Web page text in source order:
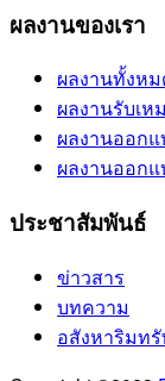
ผลงานของเรา
ผลงานทั้งห
ผลงานรับเห
ผลงานออก
ผลงานออก
ประชาสัมพันธ์
ข่าวสาร
บทความ
อสังหาริมท